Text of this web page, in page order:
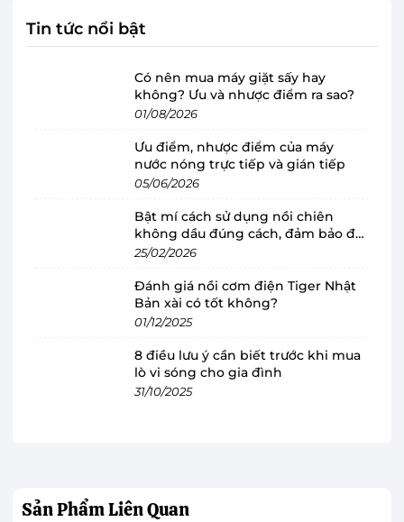
Lò nướng bánh mì Electrolux ETS3505 nhỏ
gọn, đảm bảo an toàn
Lò nướng ETS3505 được trang bị màu đen và
sang trọng, hiện đại, tạo điểm nhấn cho không
gian thêm phần tinh tế. Ngoài ra, lò nướng bánh
bền lâu mà không sản sinh ra chất độc hại, đảm
bảo an toàn cho sức khỏe của người tiêu dùng.
Tin tức nổi bật
Có nên mua máy giặt sấy hay
không? Ưu và nhược điểm ra sao?
01/08/2026
Ưu điểm, nhược điểm của máy
nước nóng trực tiếp và gián tiếp
05/06/2026
Bật mí cách sử dụng nồi chiên
không dầu đúng cách, đảm bảo độ
bền
25/02/2026
Đánh giá nồi cơm điện Tiger Nhật
Bản xài có tốt không?
01/12/2025
8 điều lưu ý cần biết trước khi mua
lò vi sóng cho gia đình
31/10/2025
Sản PhẩmLiên Quan